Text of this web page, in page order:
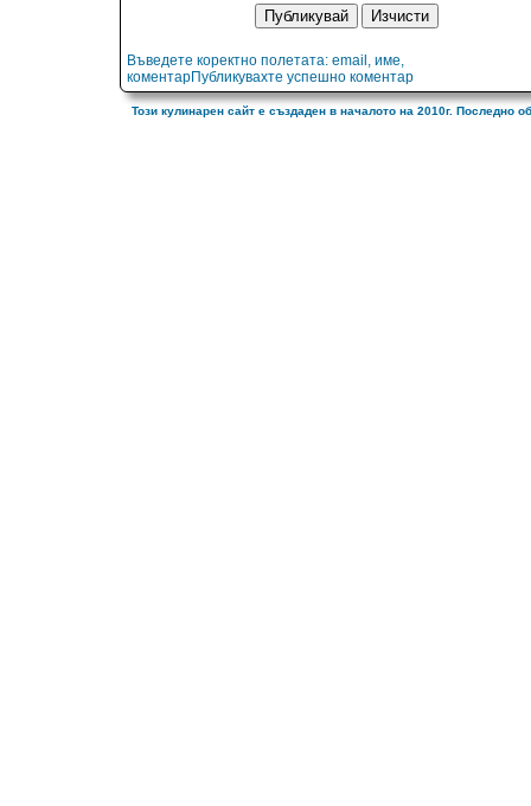
Въведете коректно полетата: email, име,
коментарПубликувахте успешно коментар
Този кулинарен сайт е създаден в началото на 2010г. Последно